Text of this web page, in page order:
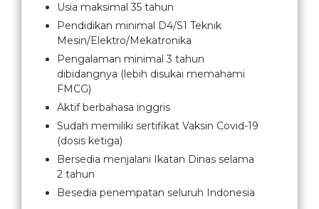
Usia maksimal 35 tahun
Pendidikan minimal D4/S1 Teknik
Mesin/Elektro/Mekatronika
Pengalaman minimal 3 tahun
dibidangnya (lebih disukai memahami
FMCG)
Aktif berbahasa inggris
Sudah memiliki sertifikat Vaksin Covid-19
(dosis ketiga)
Bersedia menjalani Ikatan Dinas selama
2 tahun
Besedia penempatan seluruh Indonesia